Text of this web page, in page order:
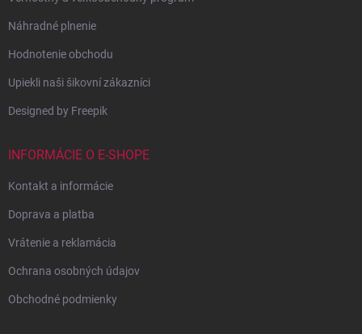
Náhradné plnenie
Hodnotenie obchodu
Upiekli naši šikovní zákazníci
Designed by Freepik
INFORMÁCIE O E-SHOPE
Kontakt a informácie
Doprava a platba
Vrátenie a reklamácia
Ochrana osobných údajov
Obchodné podmienky